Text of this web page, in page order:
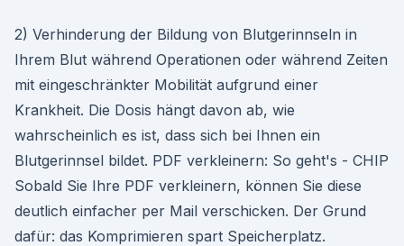
2) Verhinderung der Bildung von Blutgerinnseln in
Ihrem Blut während Operationen oder während Zeiten
mit eingeschränkter Mobilität aufgrund einer
Krankheit. Die Dosis hängt davon ab, wie
wahrscheinlich es ist, dass sich bei Ihnen ein
Blutgerinnsel bildet. PDF verkleinern: So geht's - CHIP
Sobald Sie Ihre PDF verkleinern, können Sie diese
deutlich einfacher per Mail verschicken. Der Grund
dafür: das Komprimieren spart Speicherplatz.